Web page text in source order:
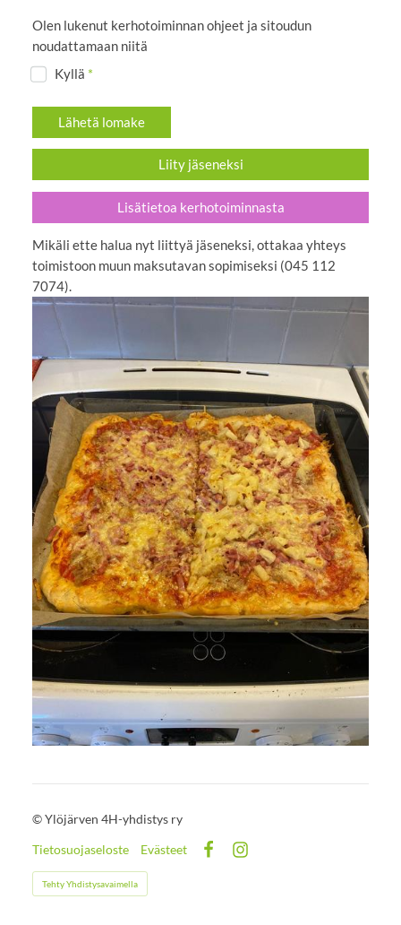
Olen lukenut kerhotoiminnan ohjeet ja sitoudun
noudattamaan niitä
Kyllä *
Lähetä lomake
Liity jäseneksi
Lisätietoa kerhotoiminnasta
Mikäli ette halua nyt liittyä jäseneksi, ottakaa yhteys
toimistoon muun maksutavan sopimiseksi (045 112
7074).
©Ylöjärven 4H-yhdistys ry
Tietosuojaseloste
Evästeet
Tehty Yhdistysavaimella